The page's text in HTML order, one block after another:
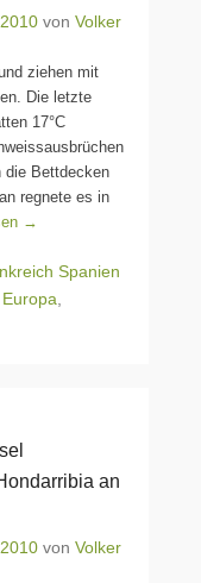
von Volker
ziehen mit
Die letzte
17°C
die Bettdecken
regnete es in
→
Spanien
an
von Volker